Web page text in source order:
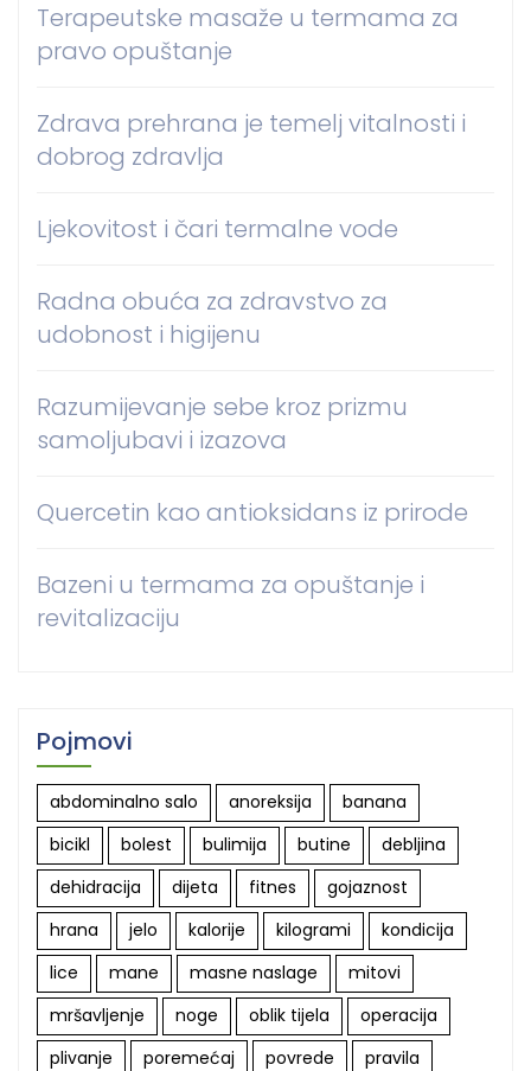
Terapeutske masaže u termama za
pravo opuštanje
Zdrava prehrana je temelj vitalnosti i
dobrog zdravlja
Ljekovitost i čari termalne vode
Radna obuća za zdravstvo za
udobnost i higijenu
Razumijevanje sebe kroz prizmu
samoljubavi i izazova
Quercetin kao antioksidans iz prirode
Bazeni u termama za opuštanje i
revitalizaciju
Pojmovi
abdominalno salo anoreksija
banana
bicikl
bolest bulimija butine
debljina
dehidracija
dijeta fitnes
gojaznost
hrana
jelo kalorije kilogrami
kondicija
lice
mane masne naslage
mitovi
mršavljenje
noge oblik tijela
operacija
plivanje
poremećaj povrede pravila